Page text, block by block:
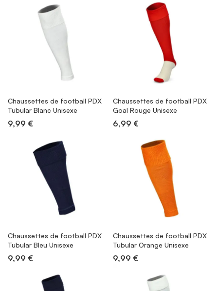
Chaussettes de football PDX
Tubular Blanc Unisexe
9,99 €
Chaussettes de football PDX
Goal Rouge Unisexe
6,99 €
Chaussettes de football PDX
Tubular Bleu Unisexe
9,99 €
Chaussettes de football PDX
Tubular Orange Unisexe
9,99 €